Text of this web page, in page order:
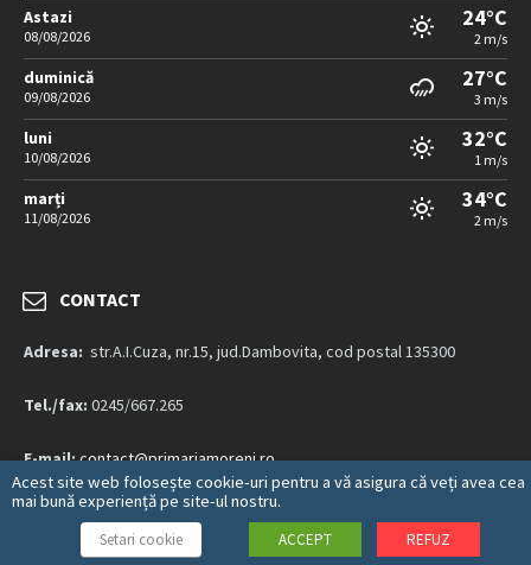
Astazi
08/08/2026
24°C
2 m/s
duminică
09/08/2026
27°C
3 m/s
luni
10/08/2026
32°C
1 m/s
marți
11/08/2026
34°C
2 m/s
CONTACT
Adresa: str.A.I.Cuza, nr.15, jud.Dambovita, cod postal 135300
Tel./fax: 0245/667.265
E-mail:contact@primariamoreni.ro
Mai multe detalii…
Acest site web folosește cookie-uri pentru a vă asigura că veți avea cea
mai bună experiență pe site-ul nostru.
Setari cookie ACCEPT REFUZ